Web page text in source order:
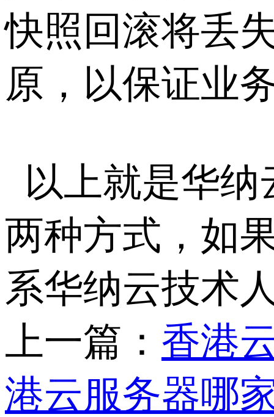
快照回滚将丢
原，以保证业
以上就是华
两种方式，如
系华纳云技术
上一篇： 香港
港云服务器哪